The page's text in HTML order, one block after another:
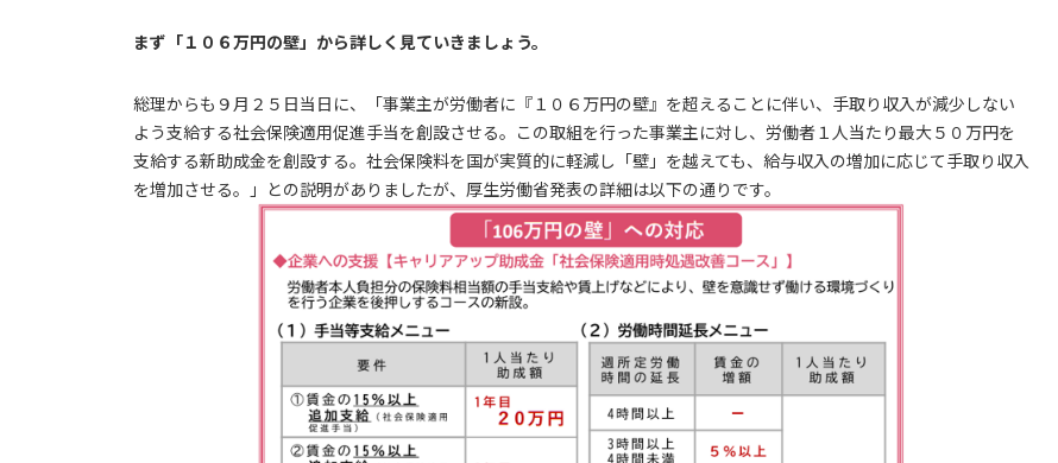
まず「１０６万円の壁」から詳しく見ていきましょう。
総理からも９月２５日当日に、「事業主が労働者に『１０６万円の壁』を超えることに伴い、手取り収入が減少しない
よう支給する社会保険適用促進手当を創設させる。この取組を行った事業主に対し、労働者１人当たり最大５０万円を
支給する新助成金を創設する。社会保険料を国が実質的に軽減し「壁」を越えても、給与収入の増加に応じて手取り収入
を増加させる。」との説明がありましたが、厚生労働省発表の詳細は以下の通りです。